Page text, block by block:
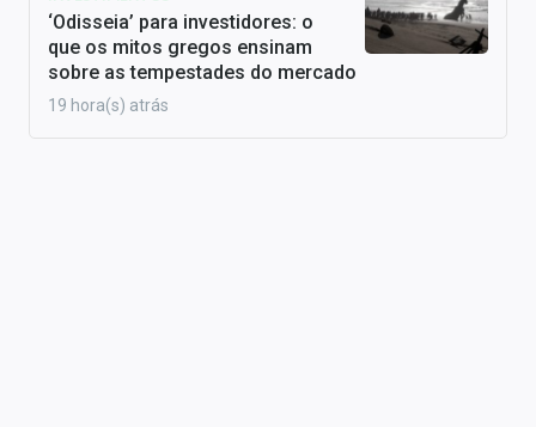
‘Odisseia’ para investidores: o
que os mitos gregos ensinam
sobre as tempestades do mercado
19 hora(s) atrás